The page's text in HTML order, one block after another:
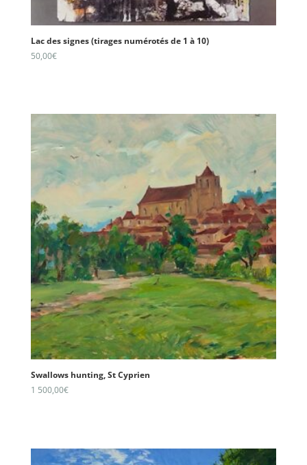
Lac des signes (tirages numérotés de 1 à 10)
50,00€
Swallows hunting, St Cyprien
1 500,00€